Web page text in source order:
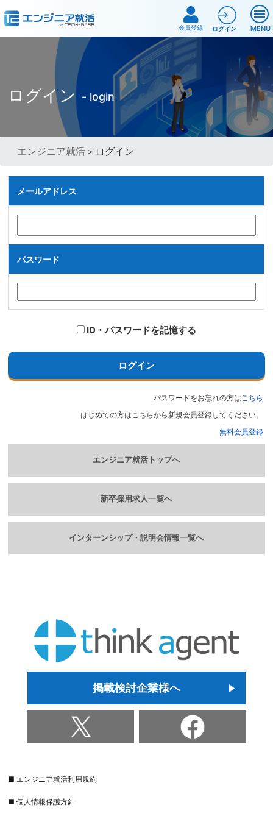
MENU
会員登録 ログイン
ログイン - login
エンジニア就活 ＞ログイン
メールアドレス
パスワード
ID・パスワードを記憶する
ログイン
パスワードをお忘れの方はこちら
はじめての方はこちらから新規会員登録してください。
無料会員登録
エンジニア就活トップへ
新卒採用求人一覧へ
インターンシップ・説明会情報一覧へ
掲載検討企業様へ
■ エンジニア就活利用規約
■ 個人情報保護方針